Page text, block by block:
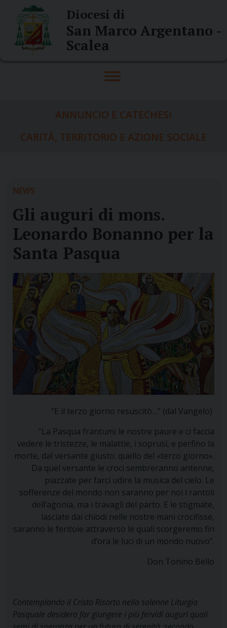
content
Diocesi di
San Marco Argentano -
Scalea
ANNUNCIO E CATECHESI
CARITÀ, TERRITORIO E AZIONE SOCIALE
NEWS
Gli auguri di mons.
Leonardo Bonanno per la
Santa Pasqua
“E il terzo giorno resuscitò…” (dal Vangelo)
“La Pasqua frantumi le nostre paure e ci faccia
vedere le tristezze, le malattie, i soprusi, e perfino la
morte, dal versante giusto: quello del «terzo giorno».
Da quel versante le croci sembreranno antenne,
piazzate per farci udire la musica del cielo. Le
sofferenze del mondo non saranno per noi i rantoli
dell’agonia, ma i travagli del parto. E le stigmate,
lasciate dai chiodi nelle nostre mani crocifisse,
saranno le feritoie attraverso le quali scorgeremo fin
d’ora le luci di un mondo nuovo”.
Don Tonino Bello
Contemplando il Cristo Risorto nella solenne Liturgia
Pasquale desidero far giungere i più fervidi auguri quali